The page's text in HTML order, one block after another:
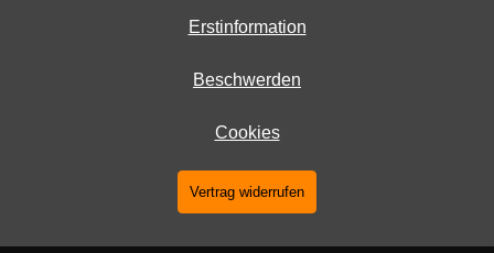
Erstinformation
Beschwerden
Cookies
Vertrag widerrufen